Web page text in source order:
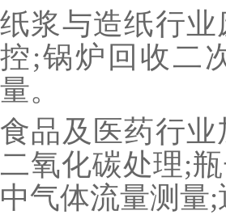
纸浆与造纸行
控;锅炉回收二
量。
食品及医药行
二氧化碳处理;
中气体流量测量